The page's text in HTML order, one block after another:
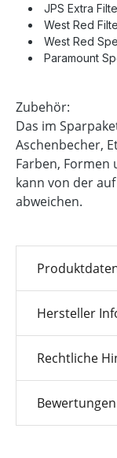
JPS Extra
West Red
West Red
Paramount
Zubehör:
Das im
Aschenbecher,
Farben,
kann von der
abweichen.
Hersteller
Rechtliche
Bewertungen